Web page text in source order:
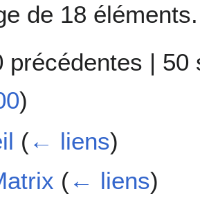
de 18 éléments.
précédentes | 50
)
(← liens)
(← liens)